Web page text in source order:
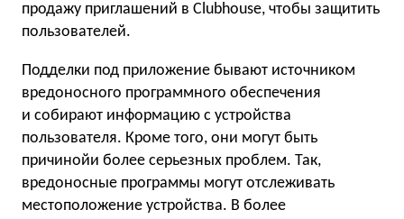
продажу приглашений в Clubhouse, чтобы защитить
пользователей.
Подделки под приложение бывают источником
вредоносного программного обеспечения
и собирают информацию с устройства
пользователя. Кроме того, они могут быть
причинойи более серьезных проблем. Так,
вредоносные программы могут отслеживать
местоположение устройства. В более